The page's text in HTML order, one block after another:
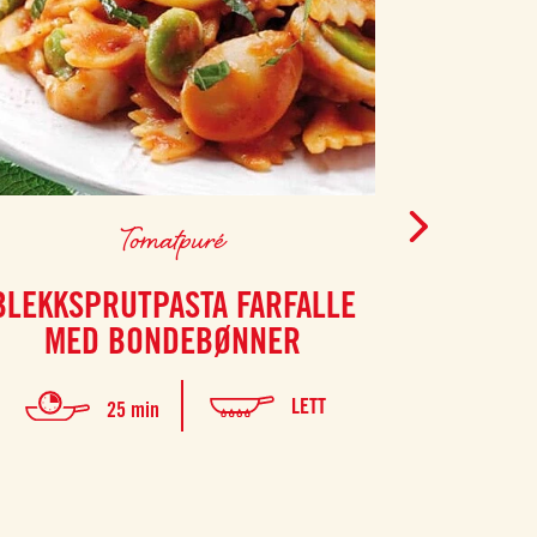
Tomatpuré
FARFALLE
MED BONDEBØNNER
25 min LETT